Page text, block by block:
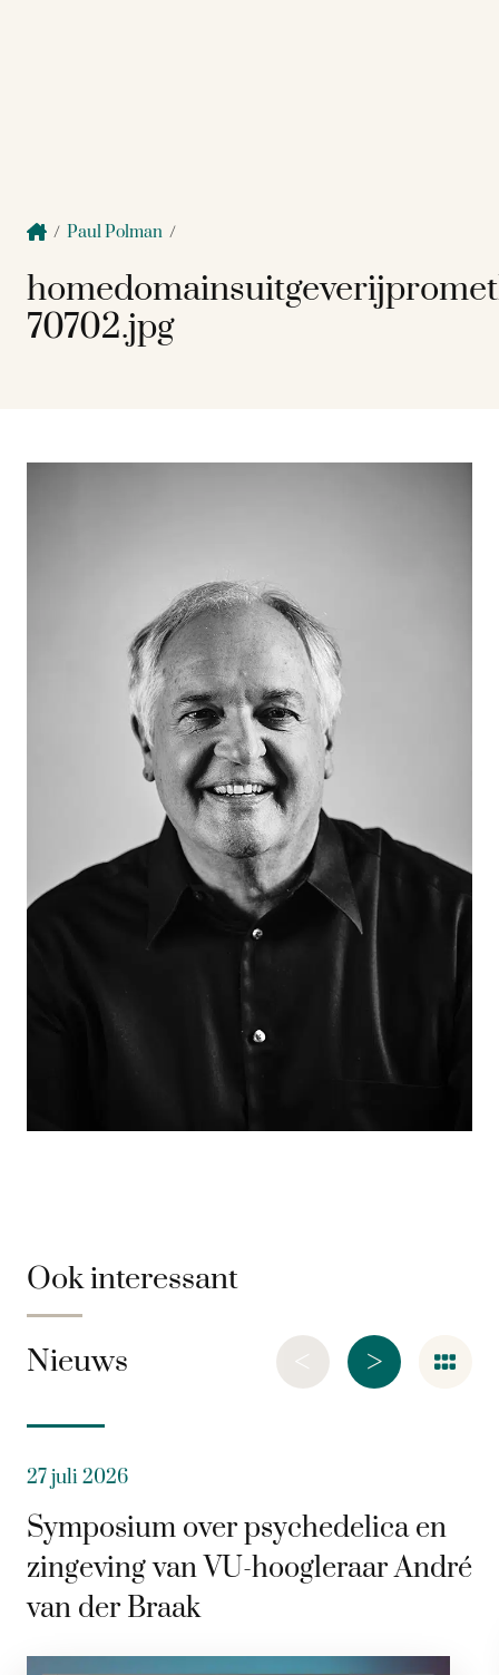
/ Paul Polman /
70702.jpg
Ook interessant
Nieuws >
<
27 juli 2026
Symposium over psychedelica en
zingeving van VU-hoogleraar André
van der Braak